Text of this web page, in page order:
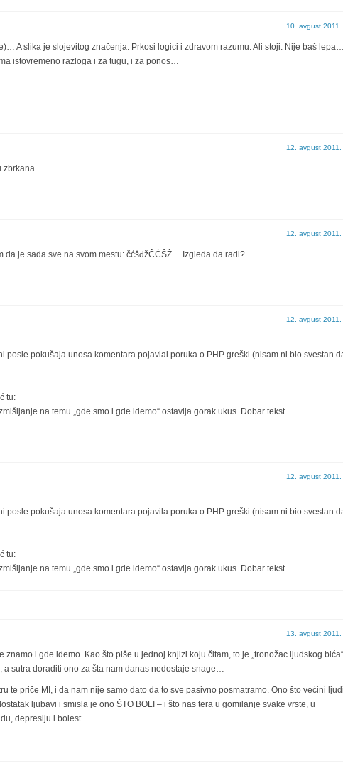
10. avgust 2011.
A slika je slojevitog značenja. Prkosi logici i zdravom razumu. Ali stoji. Nije baš
istovremeno razloga i za tugu, i za ponos…
12. avgust 2011.
zbrkana.
12. avgust 2011.
da je sada sve na svom mestu: čćšđžČĆŠŽ… Izgleda da radi?
12. avgust 2011.
posle pokušaja unosa komentara pojavial poruka o PHP greški (nisam ni bio svestan
tu:
na temu „gde smo i gde idemo“ ostavlja gorak ukus. Dobar tekst.
12. avgust 2011.
posle pokušaja unosa komentara pojavila poruka o PHP greški (nisam ni bio svestan
tu:
na temu „gde smo i gde idemo“ ostavlja gorak ukus. Dobar tekst.
13. avgust 2011.
znamo i gde idemo. Kao što piše u jednoj knjizi koju čitam, to je „tronožac ljudskog
a sutra doraditi ono za šta nam danas nedostaje snage…
te priče MI, i da nam nije samo dato da to sve pasivno posmatramo. Ono što većini ljudi
ljubavi i smisla je ono ŠTO BOLI – i što nas tera u gomilanje svake vrste, u
depresiju i bolest…